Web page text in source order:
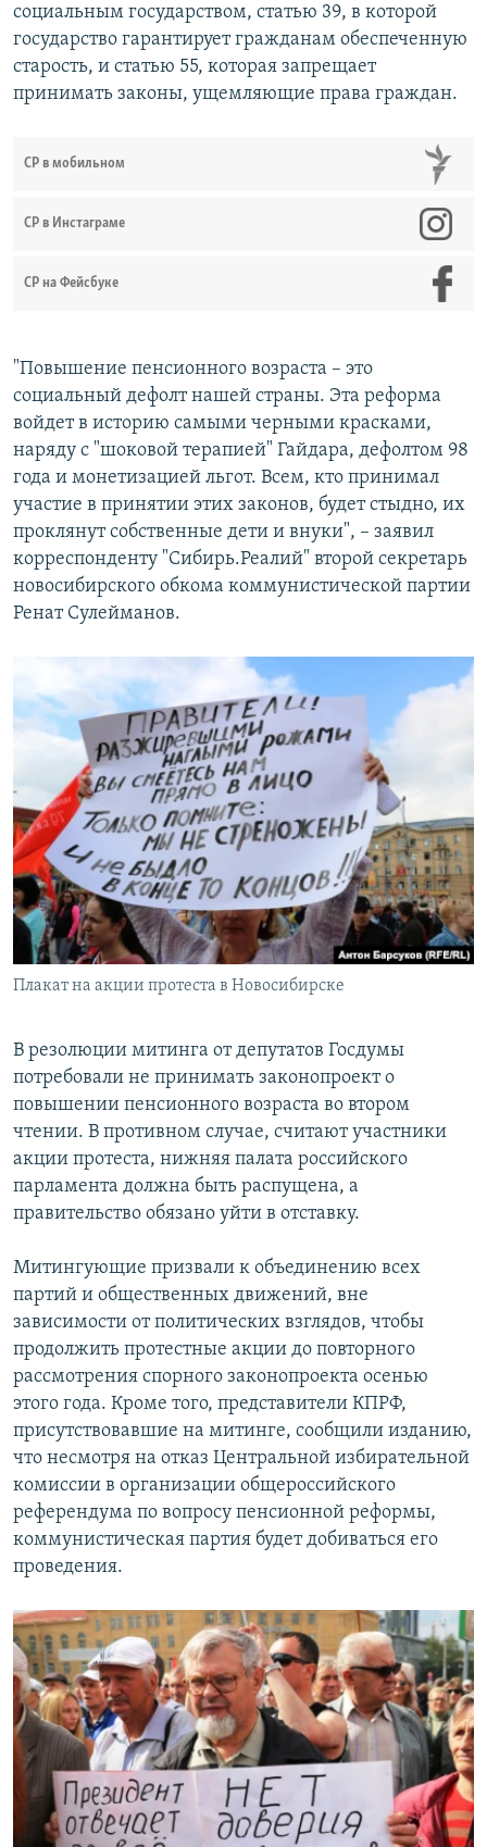
социальным государством, статью 39, в которой
государство гарантирует гражданам обеспеченную
старость, и статью 55, которая запрещает
принимать законы, ущемляющие права граждан.
СР в мобильном
СР в Инстаграме
СР на Фейсбуке
"Повышение пенсионного возраста – это
социальный дефолт нашей страны. Эта реформа
войдет в историю самыми черными красками,
наряду с "шоковой терапией" Гайдара, дефолтом 98
года и монетизацией льгот. Всем, кто принимал
участие в принятии этих законов, будет стыдно, их
проклянут собственные дети и внуки", – заявил
корреспонденту "Сибирь.Реалий" второй секретарь
новосибирского обкома коммунистической партии
Ренат Сулейманов.
Плакат на акции протеста в Новосибирске
В резолюции митинга от депутатов Госдумы
потребовали не принимать законопроект о
повышении пенсионного возраста во втором
чтении. В противном случае, считают участники
акции протеста, нижняя палата российского
парламента должна быть распущена, а
правительство обязано уйти в отставку.
Митингующие призвали к объединению всех
партий и общественных движений, вне
зависимости от политических взглядов, чтобы
продолжить протестные акции до повторного
рассмотрения спорного законопроекта осенью
этого года. Кроме того, представители КПРФ,
присутствовавшие на митинге, сообщили изданию,
что несмотря на отказ Центральной избирательной
комиссии в организации общероссийского
референдума по вопросу пенсионной реформы,
коммунистическая партия будет добиваться его
проведения.